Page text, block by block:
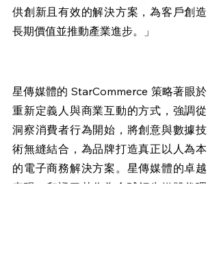
供創新且有效的解決方案，為客戶創造
長期價值並推動產業進步。」
星傳媒體的 StarCommerce 策略著眼於
重新定義人與商業互動的方式，強調從
洞察消費者行為開始，將創意與數據技
術無縫結合，為品牌打造真正以人為本
的電子商務解決方案。星傳媒體的卓越
表現，印證了其作為全球領先媒體代理